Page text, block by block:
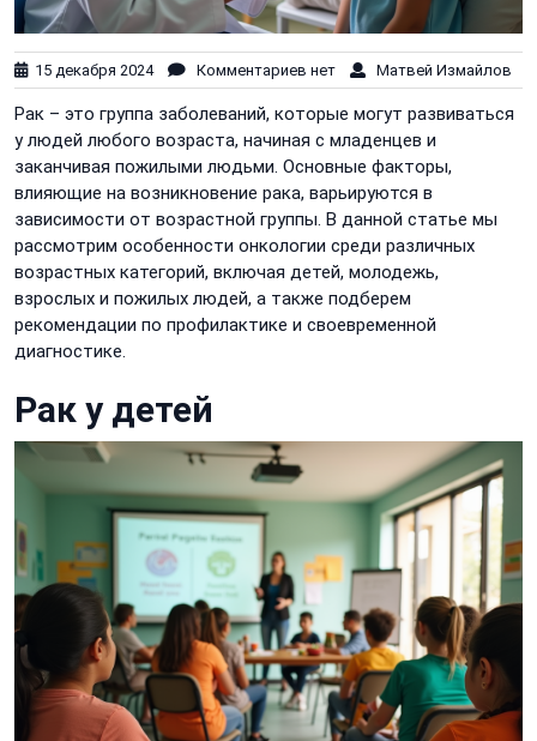
15 декабря 2024 Комментариев нет Матвей Измайлов
Рак – это группа заболеваний, которые могут развиваться
у людей любого возраста, начиная с младенцев и
заканчивая пожилыми людьми. Основные факторы,
влияющие на возникновение рака, варьируются в
зависимости от возрастной группы. В данной статье мы
рассмотрим особенности онкологии среди различных
возрастных категорий, включая детей, молодежь,
взрослых и пожилых людей, а также подберем
рекомендации по профилактике и своевременной
диагностике.
Рак у детей